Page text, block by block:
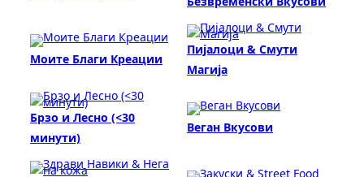
Моите Благи Креации
Пијалоци & Смути
Магија
Брзо и Лесно (<30
минути)
Веган Вкусови